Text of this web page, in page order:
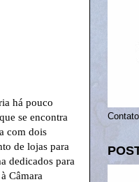
há pouco
se encontra
com dois
de lojas para
dedicados para
Câmara